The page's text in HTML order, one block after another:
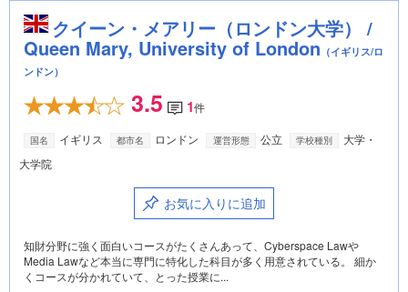
クイーン・メアリー（ロンドン大学） /
Queen Mary, University of London （イギリス/ロ
ンドン）
3.5 1件
国名 イギリス 都市名 ロンドン 運営形態 公立 学校種別
大学・
大学院
お気に入りに追加
知財分野に強く面白いコースがたくさんあって、Cyberspace Lawや
Media Lawなど本当に専門に特化した科目が多く用意されている。 細か
くコースが分かれていて、とった授業に...